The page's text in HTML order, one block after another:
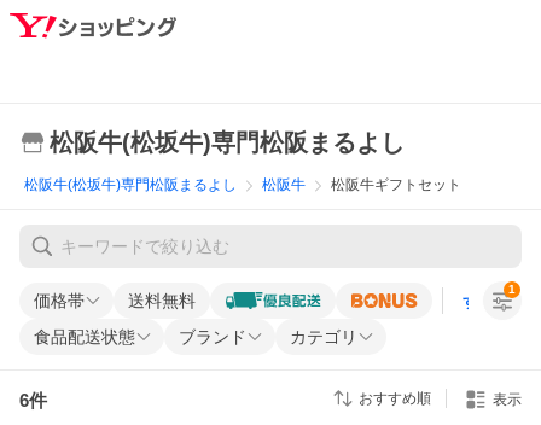
松阪牛(松坂牛)専門松阪まるよし
松阪牛(松坂牛)専門松阪まるよし 松阪牛 松阪牛ギフトセット
価格帯 送料無料 すべての条
食品配送状態 ブランド カテゴリ
1
6件 おすすめ順 表示